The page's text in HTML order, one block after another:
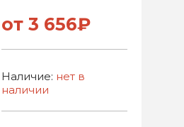
от 3 656₽
Наличие: нет в
наличии